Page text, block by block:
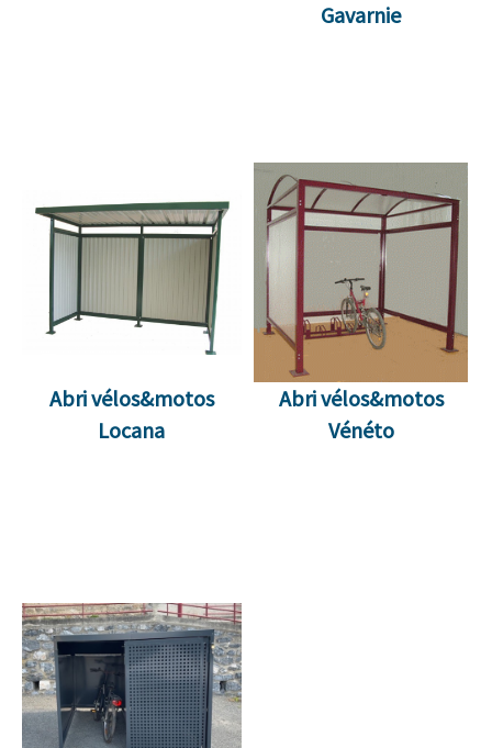
Gavarnie
Abri vélos&motos
Locana
Abri vélos&motos
Vénéto